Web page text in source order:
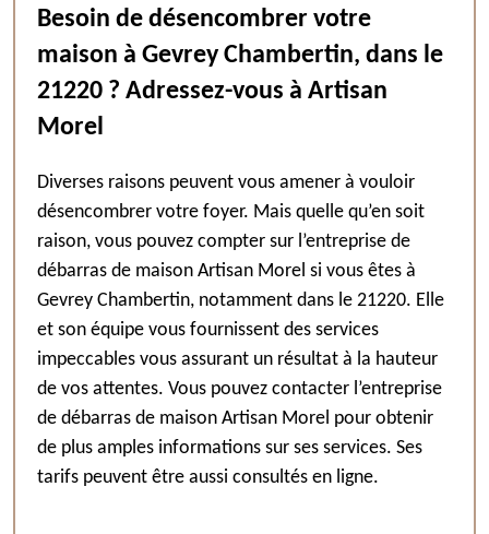
Besoin de désencombrer votre
maison à Gevrey Chambertin, dans le
21220 ? Adressez-vous à Artisan
Morel
Diverses raisons peuvent vous amener à vouloir
désencombrer votre foyer. Mais quelle qu’en soit
raison, vous pouvez compter sur l’entreprise de
débarras de maison Artisan Morel si vous êtes à
Gevrey Chambertin, notamment dans le 21220. Elle
et son équipe vous fournissent des services
impeccables vous assurant un résultat à la hauteur
de vos attentes. Vous pouvez contacter l’entreprise
de débarras de maison Artisan Morel pour obtenir
de plus amples informations sur ses services. Ses
tarifs peuvent être aussi consultés en ligne.